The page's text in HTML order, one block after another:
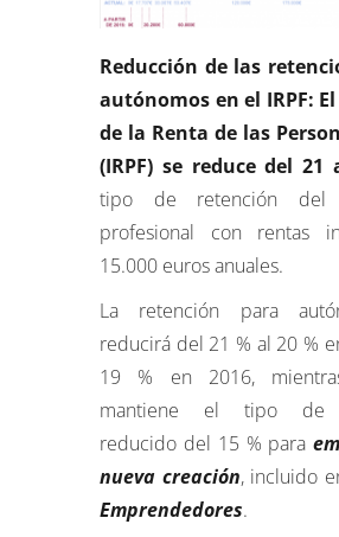
Reducción de las
autónomos en el IRPF:
de la Renta de las
(IRPF) se reduce del 21
tipo de retención del
profesional con rentas
15.000 euros anuales.
La retención para
reducirá del 21 % al 20 %
19 % en 2016,
mantiene el tipo de
reducido del 15 % para
nueva creación, incluido
Emprendedores.